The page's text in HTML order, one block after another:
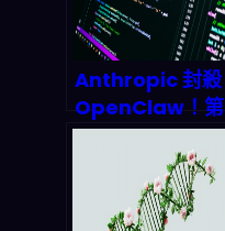
Anthropic 封殺
OpenClaw！第
三方工具額外收
費，2026 AI 開源
生態何去何從？